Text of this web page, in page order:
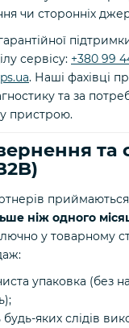
чи сторонніх
сервісу: +380 99
. Наші фахівці
та за
пристрою.
та
ніж одного
у товарному
упаковка (без
будь-яких слідів